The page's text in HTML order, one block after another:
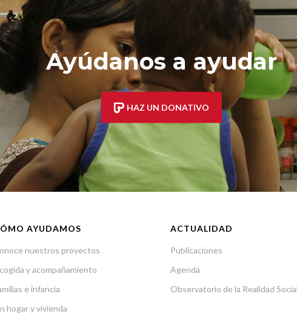
Ayúdanos a ayudar
HAZ UN DONATIVO
AYUDAMOS
nuestros proyectos
y acompañamiento
e infancia
hogar y vivienda
ACTUALIDAD
Publicaciones
Agenda
Observatorio de la Realidad Social